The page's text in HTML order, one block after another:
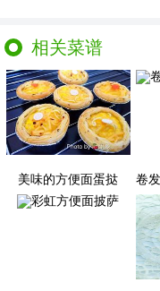
相关菜谱
美味的方便面蛋挞